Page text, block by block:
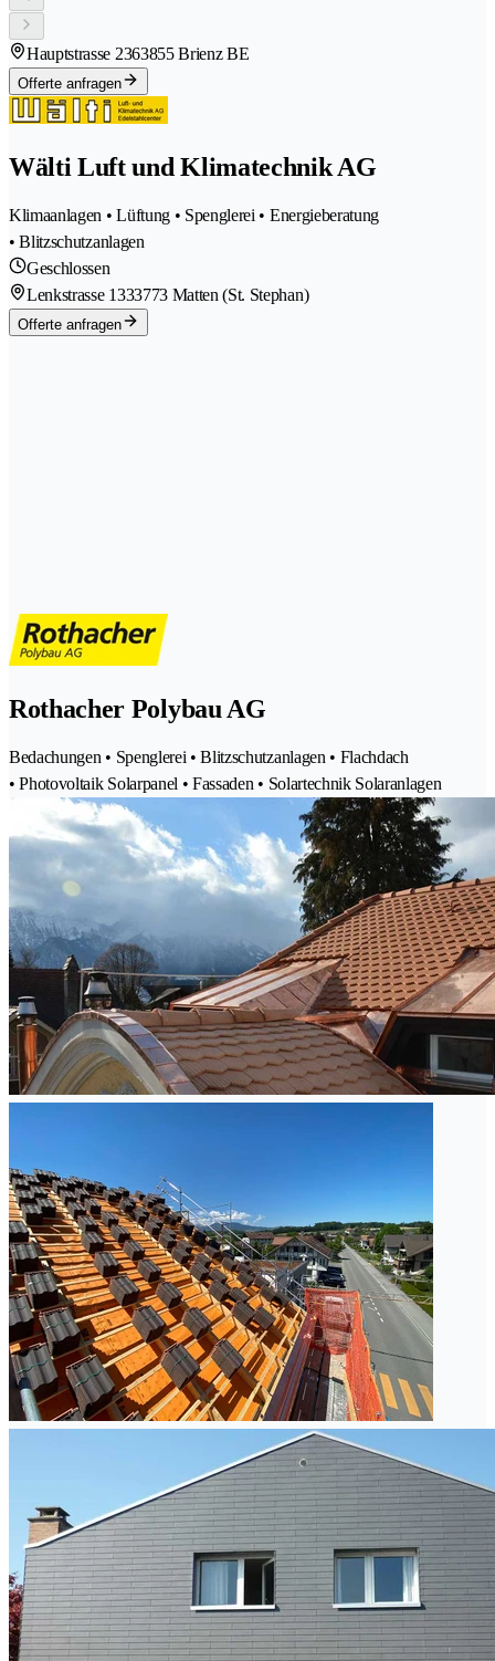
Hauptstrasse 2363855 Brienz BE
Offerte anfragen
Wälti Luft und Klimatechnik AG
Klimaanlagen • Lüftung • Spenglerei • Energieberatung
• Blitzschutzanlagen
Geschlossen
Lenkstrasse 1333773 Matten (St. Stephan)
Offerte anfragen
Rothacher Polybau AG
Bedachungen • Spenglerei • Blitzschutzanlagen • Flachdach
• Photovoltaik Solarpanel • Fassaden • Solartechnik Solaranlagen